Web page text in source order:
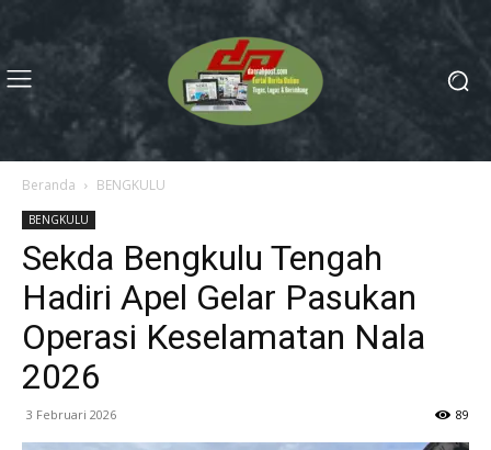
Beranda BENGKULU
BENGKULU
Sekda Bengkulu Tengah
Hadiri Apel Gelar Pasukan
Operasi Keselamatan Nala
2026
3 Februari 2026 89